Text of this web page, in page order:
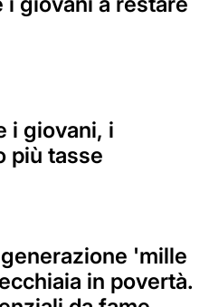
i giovani, i
più tasse
'mille
in povertà.